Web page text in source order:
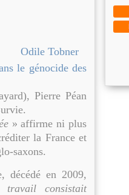
Odile Tobner
le génocide des
Pierre Péan
» affirme ni plus
la France et
saxons.
décédé en 2009,
consistait